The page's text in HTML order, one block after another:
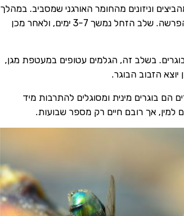
וניזונים מהחומר האורגני שמסביב. במהלך
שלב זה, הזחלים משילים את עורם מספר רב של פעמים, וגדלים עם כל הפרשה. שלב הזחל נמשך 3-7 ימים, ולאחר מכן
בשלב זה, הגלמים עטופים במעטפת מגן,
הם בוגרים מינית ומסוגלים להתרבות מיד
אך רובם חיים רק מספר שבועות.